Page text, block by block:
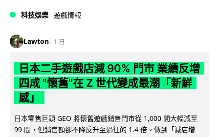
科技娛樂 遊戲情報
Lawton 1 日
日本二手遊戲店減 90% 門市 業績反增
四成 "懷舊"在 Z 世代變成最潮「新鮮
感」
日本零售巨頭 GEO 將懷舊遊戲銷售門市從 1,000 間大幅減至
99 間，但銷售額卻不降反升至過往的 1.4 倍。做到「減店增